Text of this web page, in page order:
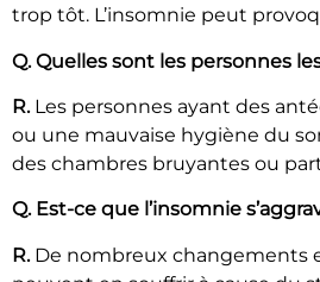
trop tôt. L’insomnie peut
Q. Quelles sont les personnes
R.Les personnes ayant des
ou une mauvaise hygiène du
des chambres bruyantes ou
Q. Est-ce que l’insomnie
R.De nombreux changements